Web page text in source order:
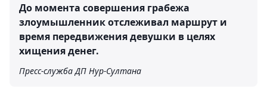
До момента совершения грабежа
злоумышленник отслеживал маршрут и
время передвижения девушки в целях
хищения денег.
Пресс-служба ДП Нур-Султана